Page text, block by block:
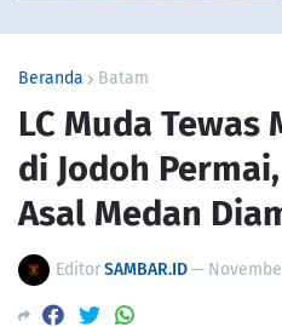
Beranda Batam
LC Muda Tewas
di Jodoh
Asal Medan
EditorSAMBAR.ID—